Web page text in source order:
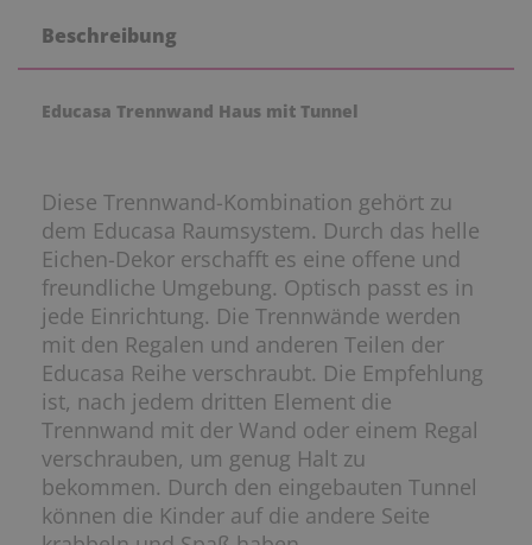
Beschreibung
Educasa Trennwand Haus mit Tunnel
Diese Trennwand-Kombination gehört zu
dem Educasa Raumsystem. Durch das helle
Eichen-Dekor erschafft es eine offene und
freundliche Umgebung. Optisch passt es in
jede Einrichtung. Die Trennwände werden
mit den Regalen und anderen Teilen der
Educasa Reihe verschraubt. Die Empfehlung
ist, nach jedem dritten Element die
Trennwand mit der Wand oder einem Regal
verschrauben, um genug Halt zu
bekommen. Durch den eingebauten Tunnel
können die Kinder auf die andere Seite